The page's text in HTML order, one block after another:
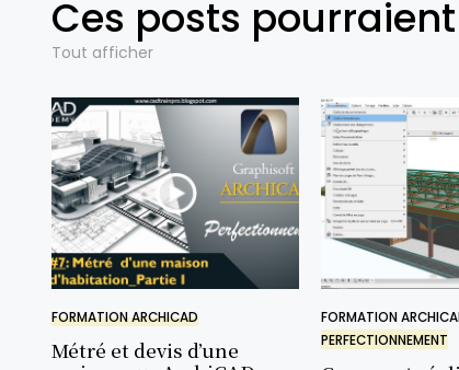
Ces posts
Tout afficher
FORMATION ARCHICAD
Métré et devis d’une
FORMATION
PERFECTIONNEMENT